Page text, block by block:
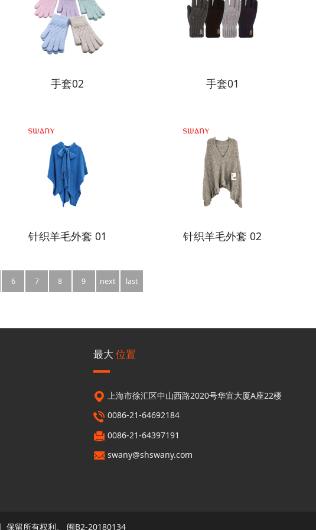
手套02 手套01
针织羊毛外套 01 针织羊毛外套 02
6 7 8 9 next last
最大 位置
上海市徐汇区中山西路2020号华宜大厦A座22楼
0086-21-64692184
0086-21-64397191
swany@shswany.com
留所有权利。 闽B2-20180134